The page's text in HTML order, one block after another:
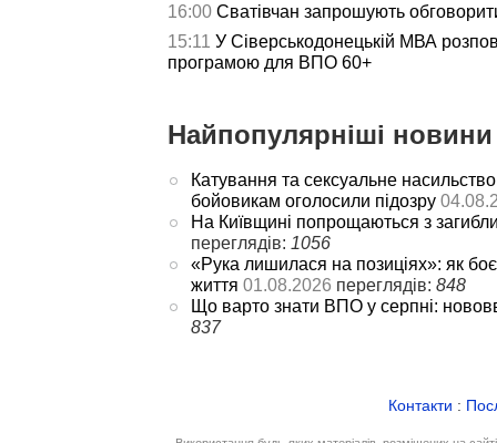
16:00 Сватівчан запрошують
15:11 У Сіверськодонецькій МВА
програмою для ВПО 60+
Найпопулярніші
Катування та сексуальне
бойовикам оголосили підозру
На Київщині попрощаються з
переглядів: 1056
«Рука лишилася на позиціях»: як
життя 01.08.2026 переглядів: 848
Що варто знати ВПО у серпні:
837
Контакти :